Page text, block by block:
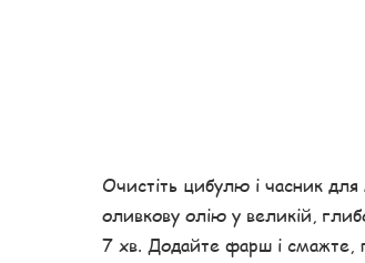
Очистіть цибулю і часник для
оливкову олію у великій,
7 хв. Додайте фарш і